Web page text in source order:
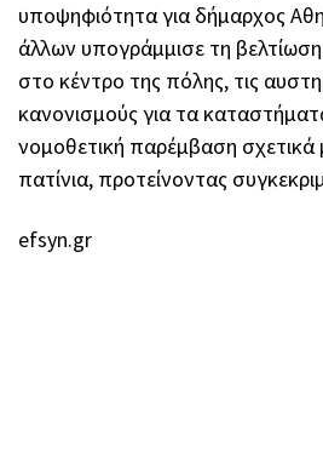
υποψηφιότητα για δήμαρχος
άλλων υπογράμμισε τη
στο κέντρο της πόλης, τις
κανονισμούς για τα
νομοθετική παρέμβαση σχετικά
πατίνια, προτείνοντας
efsyn.gr